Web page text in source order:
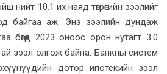
нийт 10.1 их наяд төгрөгийн зээлийг
байгаа аж. Энэ зээлийн дундаж
бөгөөд 2023 оноос орон нутагт 3.0
зээл олгож байна. Банкны систем
дотор ипотекийн зээл